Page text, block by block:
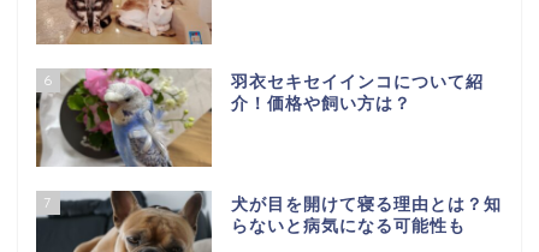
6
羽衣セキセイインコについて紹
介！価格や飼い方は？
7
犬が目を開けて寝る理由とは？知
らないと病気になる可能性も